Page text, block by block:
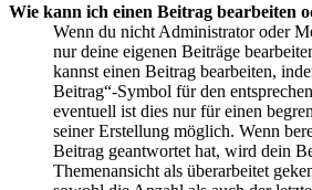
Wie kann ich einen Beitrag bearbeiten
Wenn du nicht Administrator oder
nur deine eigenen Beiträge
kannst einen Beitrag bearbeiten,
Beitrag“-Symbol für den
eventuell ist dies nur für einen
seiner Erstellung möglich. Wenn
Beitrag geantwortet hat, wird dein
Themenansicht als überarbeitet